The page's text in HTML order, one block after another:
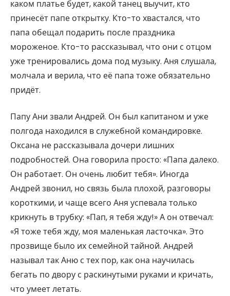
каком платье будет, какой танец выучит, кто
принесёт папе открытку. Кто-то хвастался, что
папа обещал подарить после праздника
мороженое. Кто-то рассказывал, что они с отцом
уже тренировались дома под музыку. Аня слушала,
молчала и верила, что её папа тоже обязательно
придёт.
Папу Ани звали Андрей. Он был капитаном и уже
полгода находился в служебной командировке.
Оксана не рассказывала дочери лишних
подробностей. Она говорила просто: «Папа далеко.
Он работает. Он очень любит тебя». Иногда
Андрей звонил, но связь была плохой, разговоры
короткими, и чаще всего Аня успевала только
крикнуть в трубку: «Пап, я тебя жду!» А он отвечал:
«Я тоже тебя жду, моя маленькая ласточка». Это
прозвище было их семейной тайной. Андрей
называл так Аню с тех пор, как она научилась
бегать по двору с раскинутыми руками и кричать,
что умеет летать.